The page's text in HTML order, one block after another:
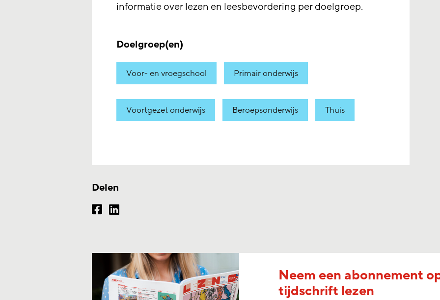
informatie over lezen en leesbevordering per doelgroep.
Doelgroep(en)
Voor- en vroegschool Primair onderwijs
Voortgezet onderwijs Beroepsonderwijs Thuis
Delen
Neem een abonnement
tijdschrift lezen